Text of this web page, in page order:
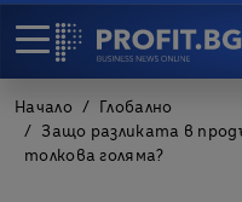
Начало
Глобално
Защо разликата в
толкова голяма?